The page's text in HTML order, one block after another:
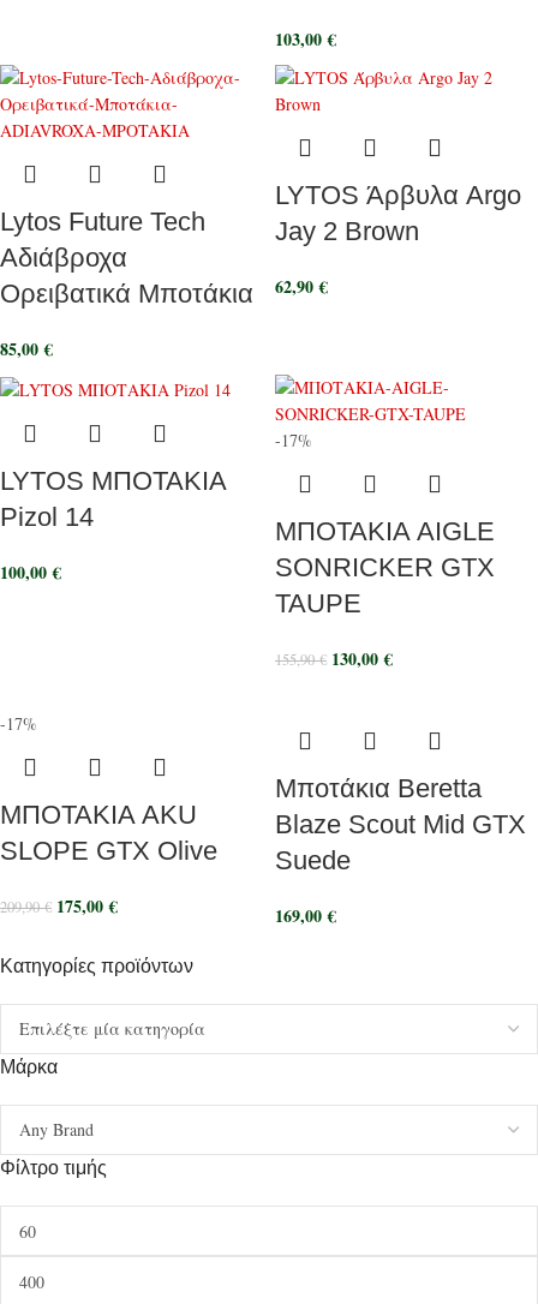
Κατηγορίες προϊόντων
Μάρκα
Φίλτρο τιμής
103,00€
Lytos Future Tech
Αδιάβροχα
Ορειβατικά Μποτάκια
85,00€
LYTOS Άρβυλα Argo
Jay 2 Brown
62,90€
LYTOS ΜΠΟΤΑΚΙΑ
Pizol 14
100,00€
-17%
ΜΠΟΤΑΚΙΑ AIGLE
SONRICKER GTX
TAUPE
155,90€ 130,00€
-17%
ΜΠΟΤΑΚΙΑ AKU
SLOPE GTX Olive
209,90€ 175,00€
Μποτάκια Beretta
Blaze Scout Mid GTX
Suede
169,00€